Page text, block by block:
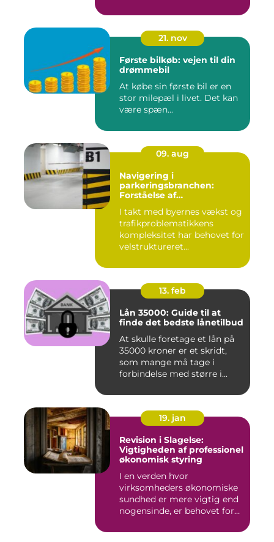
21. nov
Første bilkøb: vejen til din
drømmebil
At købe sin første bil er en
stor milepæl i livet. Det kan
være spæn...
09. aug
Navigering i
parkeringsbranchen:
Forståelse af
I takt med byernes vækst og
trafikproblematikkens
kompleksitet har behovet for
velstruktureret...
13. feb
Lån 35000: Guide til at
finde det bedste lånetilbud
At skulle foretage et lån på
35000 kroner er et skridt,
som mange må tage i
forbindelse med større i...
19. jan
Revision i Slagelse:
Vigtigheden af professionel
økonomisk styring
I en verden hvor
virksomheders økonomiske
sundhed er mere vigtig end
nogensinde, er behovet for